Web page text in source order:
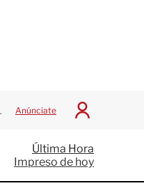
Juegos Centroamericanos
Anúnciate
I
c
i
a
Última Hora
Impreso de hoy